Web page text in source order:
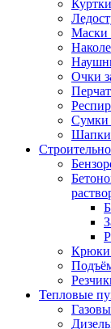
Маски
Очки
Сумки
Шапки
Крюки
Тепловые